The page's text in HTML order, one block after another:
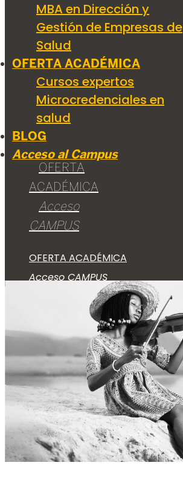
MBA en Dirección y
Gestión de Empresas de
Salud
OFERTA ACADÉMICA
Cursos expertos
Microcredenciales en
salud
BLOG
Acceso al Campus
OFERTA
ACADÉMICA
Acceso
CAMPUS
OFERTA ACADÉMICA
Acceso CAMPUS